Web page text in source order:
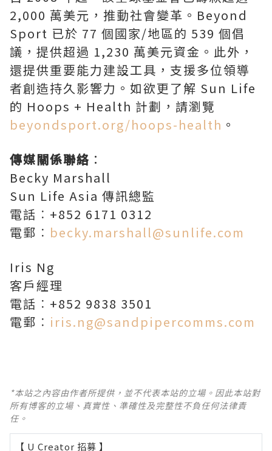
2,000 萬美元，推動社會變革。Beyond
Sport 已於 77 個國家/地區的 539 個倡
議，提供超過 1,230 萬美元資金。此外，
還提供重要能力建設工具，支援多位領導
者創造持久影響力。如欲更了解 Sun Life
的 Hoops + Health 計劃，請瀏覽
beyondsport.org/hoops-health 。
傳媒關係聯絡 ：
Becky Marshall
Sun Life Asia 傳訊總監
電話︰+852 6171 0312
電郵︰ becky.marshall@sunlife.com
Iris Ng
客戶經理
電話︰+852 9838 3501
電郵︰ iris.ng@sandpipercomms.com
*本站之內容由作者所提供，並不代表本站的立場。因此本站對
所有博客的立場、真實性、準確性及完整性不負任何法律責
任。
【 U Creator 招募 】